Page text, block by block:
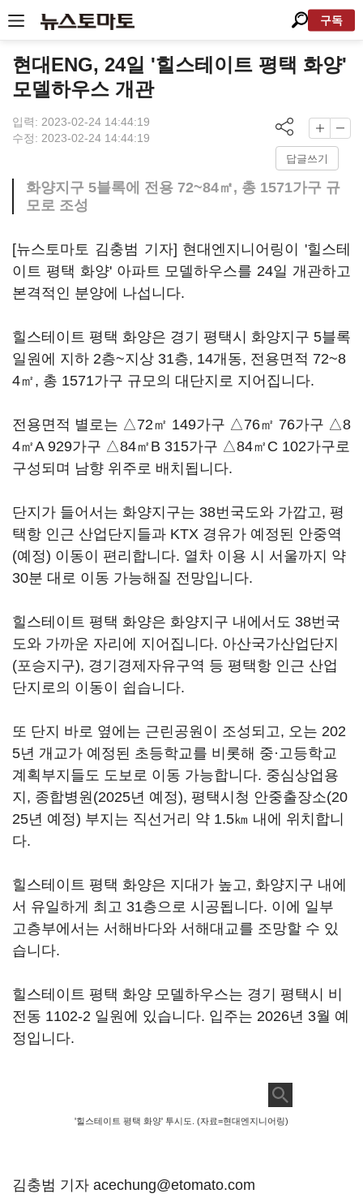
구독
현대ENG, 24일 '힐스테이트 평택 화양'
모델하우스 개관
입력: 2023-02-24 14:44:19
수정: 2023-02-24 14:44:19
답글쓰기
화양지구 5블록에 전용 72~84㎡, 총 1571가구 규
모로 조성
[뉴스토마토 김충범 기자] 현대엔지니어링이 '힐스테
이트 평택 화양' 아파트 모델하우스를 24일 개관하고
본격적인 분양에 나섭니다.
힐스테이트 평택 화양은 경기 평택시 화양지구 5블록
일원에 지하 2층~지상 31층, 14개동, 전용면적 72~8
4㎡, 총 1571가구 규모의 대단지로 지어집니다.
전용면적 별로는 △72㎡ 149가구 △76㎡ 76가구 △8
4㎡A 929가구 △84㎡B 315가구 △84㎡C 102가구로
구성되며 남향 위주로 배치됩니다.
단지가 들어서는 화양지구는 38번국도와 가깝고, 평
택항 인근 산업단지들과 KTX 경유가 예정된 안중역
(예정) 이동이 편리합니다. 열차 이용 시 서울까지 약
30분 대로 이동 가능해질 전망입니다.
힐스테이트 평택 화양은 화양지구 내에서도 38번국
도와 가까운 자리에 지어집니다. 아산국가산업단지
(포승지구), 경기경제자유구역 등 평택항 인근 산업
단지로의 이동이 쉽습니다.
또 단지 바로 옆에는 근린공원이 조성되고, 오는 202
5년 개교가 예정된 초등학교를 비롯해 중·고등학교
계획부지들도 도보로 이동 가능합니다. 중심상업용
지, 종합병원(2025년 예정), 평택시청 안중출장소(20
25년 예정) 부지는 직선거리 약 1.5㎞ 내에 위치합니
다.
힐스테이트 평택 화양은 지대가 높고, 화양지구 내에
서 유일하게 최고 31층으로 시공됩니다. 이에 일부
고층부에서는 서해바다와 서해대교를 조망할 수 있
습니다.
힐스테이트 평택 화양 모델하우스는 경기 평택시 비
전동 1102-2 일원에 있습니다. 입주는 2026년 3월 예
정입니다.
'힐스테이트 평택 화양' 투시도. (자료=현대엔지니어링)
김충범 기자 acechung@etomato.com